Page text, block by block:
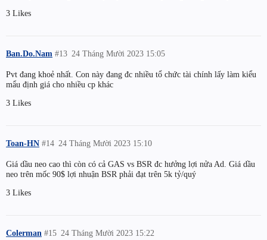
3 Likes
Ban.Do.Nam 24 Tháng Mười 2023 15:05
#13
Pvt đang khoẻ nhất. Con này đang đc nhiều tổ chức tài chính lấy làm kiểu
mẩu định giá cho nhiều cp khác
3 Likes
Toan-HN 24 Tháng Mười 2023 15:10
#14
Giá dầu neo cao thì còn có cả GAS vs BSR đc hưởng lợi nửa Ad. Giá dầu
neo trên mốc 90$ lợi nhuận BSR phải đạt trên 5k tỷ/quý
3 Likes
Colerman 24 Tháng Mười 2023 15:22
#15